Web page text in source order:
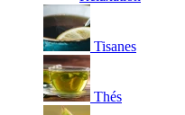
Tisanes
Thés